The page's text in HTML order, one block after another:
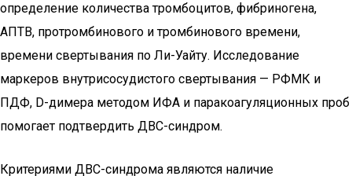
определение количества тромбоцитов, фибриногена,
АПТВ, протромбинового и тромбинового времени,
времени свертывания по Ли-Уайту. Исследование
маркеров внутрисосудистого свертывания — РФМК и
ПДФ, D-димера методом ИФА и паракоагуляционных проб
помогает подтвердить ДВС-синдром.
Критериями ДВС-синдрома являются наличие